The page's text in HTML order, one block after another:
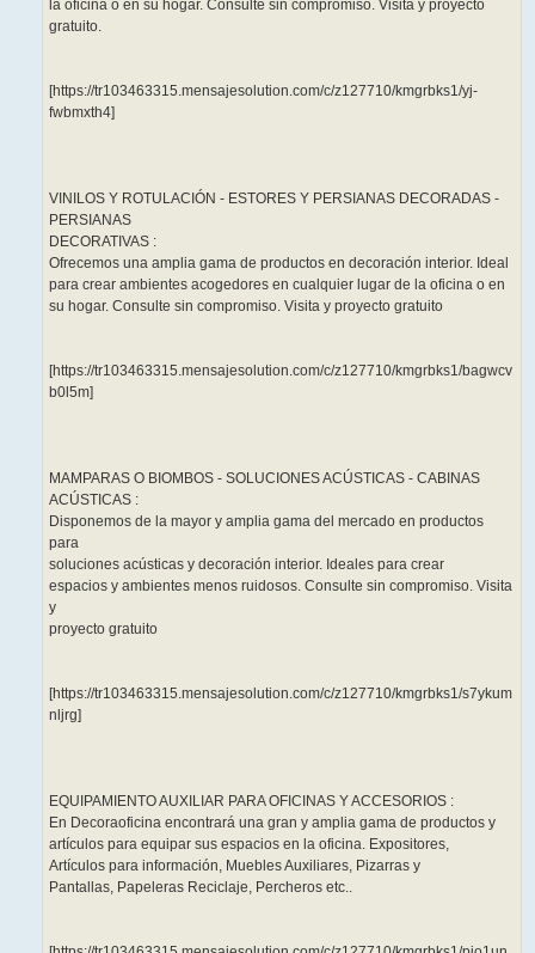
la oficina o en su hogar. Consulte sin compromiso. Visita y proyecto
gratuito.
[https://tr103463315.mensajesolution.com/c/z127710/kmgrbks1/yj-
fwbmxth4]
VINILOS Y ROTULACIÓN - ESTORES Y PERSIANAS DECORADAS -
PERSIANAS
DECORATIVAS :
Ofrecemos una amplia gama de productos en decoración interior. Ideal
para crear ambientes acogedores en cualquier lugar de la oficina o en
su hogar. Consulte sin compromiso. Visita y proyecto gratuito
[https://tr103463315.mensajesolution.com/c/z127710/kmgrbks1/bagwcv
b0l5m]
MAMPARAS O BIOMBOS - SOLUCIONES ACÚSTICAS - CABINAS
ACÚSTICAS :
Disponemos de la mayor y amplia gama del mercado en productos
para
soluciones acústicas y decoración interior. Ideales para crear
espacios y ambientes menos ruidosos. Consulte sin compromiso. Visita
y
proyecto gratuito
[https://tr103463315.mensajesolution.com/c/z127710/kmgrbks1/s7ykum
nljrg]
EQUIPAMIENTO AUXILIAR PARA OFICINAS Y ACCESORIOS :
En Decoraoficina encontrará una gran y amplia gama de productos y
artículos para equipar sus espacios en la oficina. Expositores,
Artículos para información, Muebles Auxiliares, Pizarras y
Pantallas, Papeleras Reciclaje, Percheros etc..